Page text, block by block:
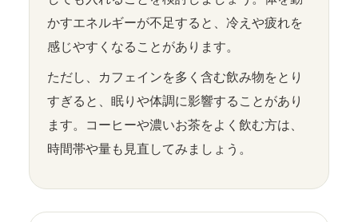
かすエネルギーが不足すると、冷えや疲れを
感じやすくなることがあります。
ただし、カフェインを多く含む飲み物をとり
すぎると、眠りや体調に影響することがあり
ます。コーヒーや濃いお茶をよく飲む方は、
時間帯や量も見直してみましょう。